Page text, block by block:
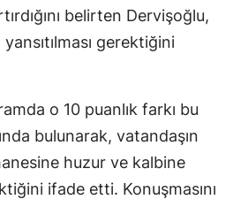
belirten Dervişoğlu,
gerektiğini
o 10 puanlık farkı bu
bulunarak, vatandaşın
huzur ve kalbine
ifade etti. Konuşmasını